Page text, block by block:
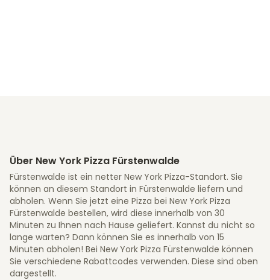
Über New York Pizza Fürstenwalde
Fürstenwalde ist ein netter New York Pizza-Standort. Sie
können an diesem Standort in Fürstenwalde liefern und
abholen. Wenn Sie jetzt eine Pizza bei New York Pizza
Fürstenwalde bestellen, wird diese innerhalb von 30
Minuten zu Ihnen nach Hause geliefert. Kannst du nicht so
lange warten? Dann können Sie es innerhalb von 15
Minuten abholen! Bei New York Pizza Fürstenwalde können
Sie verschiedene Rabattcodes verwenden. Diese sind oben
dargestellt.